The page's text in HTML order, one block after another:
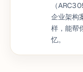
（
企业架构
样，能帮
忆。